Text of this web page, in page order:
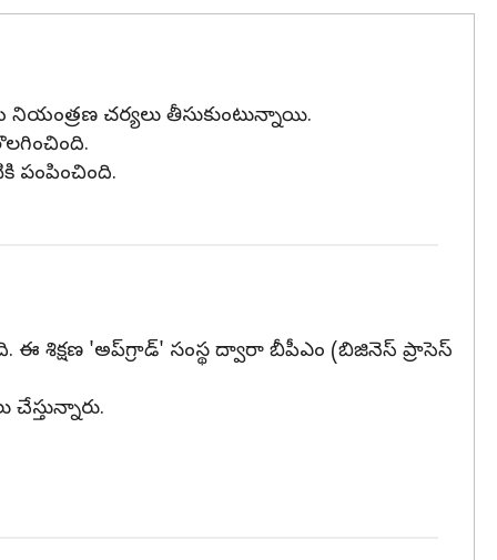
చర్యలు తీసుకుంటున్నాయి.
పంపించింది.
శిక్షణ 'అప్‌గ్రాడ్' సంస్థ ద్వారా బీపీఎం (బిజినెస్ ప్రాసెస్